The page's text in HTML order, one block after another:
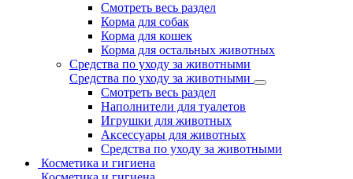
Смотреть весь раздел
Корма для собак
Корма для кошек
Корма для остальных животных
Средства по уходу за животными
Средства по уходу за животными
Смотреть весь раздел
Наполнители для туалетов
Игрушки для животных
Аксессуары для животных
Средства по уходу за животными
Косметика и гигиена